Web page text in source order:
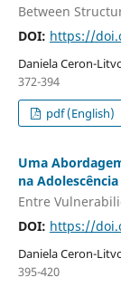
Between
DOI: https://
Daniela Ceron-
372-394
pdf (English)
Uma
na Adolescência
Entre
DOI: https://
Daniela Ceron-
395-420